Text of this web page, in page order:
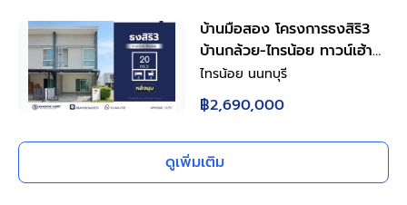
บ้านมือสอง โครงการธงสิริ3
บ้านกล้วย-ไทรน้อย ทาวน์เฮ้าส์
หลังมุม 2 ชั้น 3 ห้องนอน 3
ห้องน้ำ จอดรถ 2 คัน พื้นที่
ใช้สอยกว้าง ทำเลไทรน้อย
นนทบุรี ติดถนนบ้านกล้วย-
ไทรน้อย เดินทางสะดวก ใกล้
โรงพยาบาลและโรงเรียน
ไทรน้อย นนทบุรี
฿2,690,000
ดูเพิ่มเติม